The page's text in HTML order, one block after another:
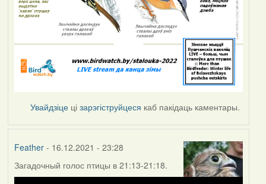
Увайдзіце цізарэгіструйцеся каб пакідаць каментары.
Feather- 16.12.2021 - 23:28
Загадочный голос птицы в 21:13-21:18.